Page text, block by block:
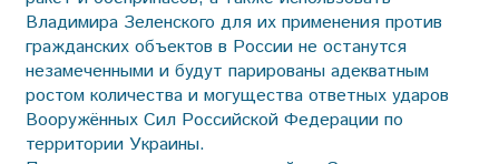
Владимира Зеленского для их применения против
гражданских объектов в России не останутся
незамеченными и будут парированы адекватным
ростом количества и могущества ответных ударов
Вооружённых Сил Российской Федерации по
территории Украины.